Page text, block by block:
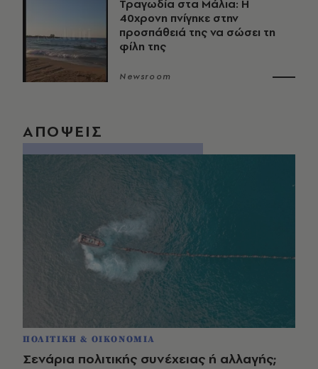
Τραγωδία στα Μάλια: Η
40χρονη πνίγηκε στην
προσπάθειά της να σώσει τη
φίλη της
Newsroom
ΑΠΟΨΕΙΣ
ΠΟΛΙΤΙΚΗ & ΟΙΚΟΝΟΜΙΑ
Σενάρια πολιτικής συνέχειας ή αλλαγής;